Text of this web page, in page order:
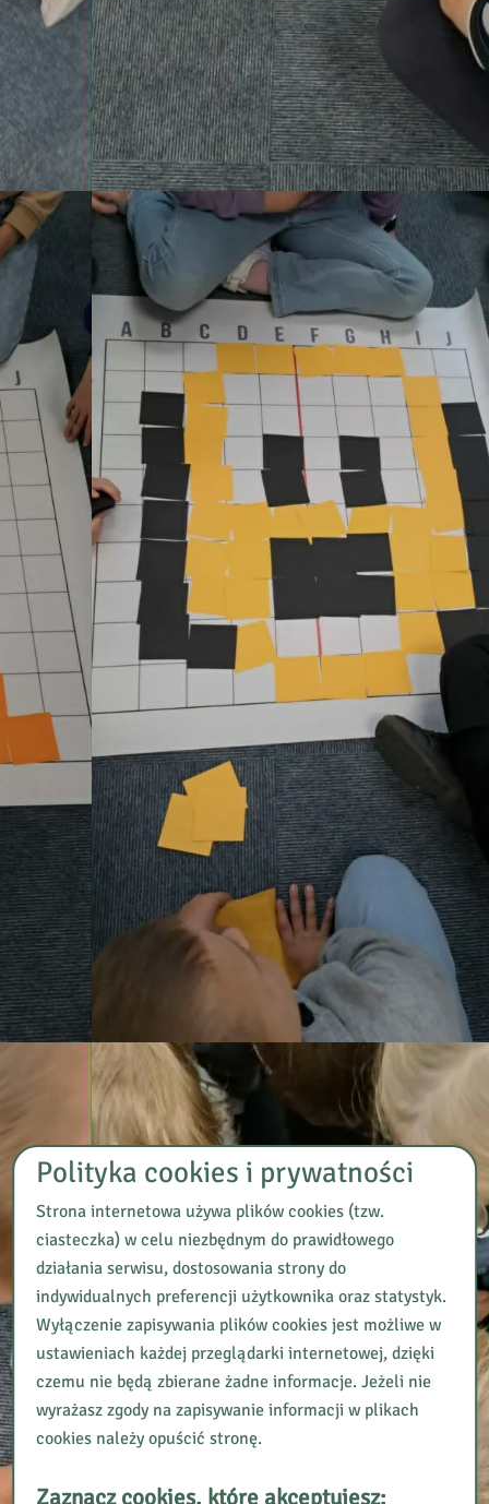
Polityka cookies i prywatności
Strona internetowa używa plików cookies (tzw.
ciasteczka) w celu niezbędnym do prawidłowego
działania serwisu, dostosowania strony do
indywidualnych preferencji użytkownika oraz statystyk.
Wyłączenie zapisywania plików cookies jest możliwe w
ustawieniach każdej przeglądarki internetowej, dzięki
czemu nie będą zbierane żadne informacje. Jeżeli nie
wyrażasz zgody na zapisywanie informacji w plikach
cookies należy opuścić stronę.
Zaznacz cookies, które akceptujesz: